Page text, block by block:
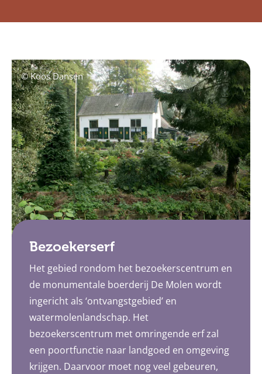
© Koos Dansen
Bezoekerserf
Het gebied rondom het bezoekerscentrum en
de monumentale boerderij De Molen wordt
ingericht als ‘ontvangstgebied’ en
watermolenlandschap. Het
bezoekerscentrum met omringende erf zal
een poortfunctie naar landgoed en omgeving
krijgen. Daarvoor moet nog veel gebeuren,